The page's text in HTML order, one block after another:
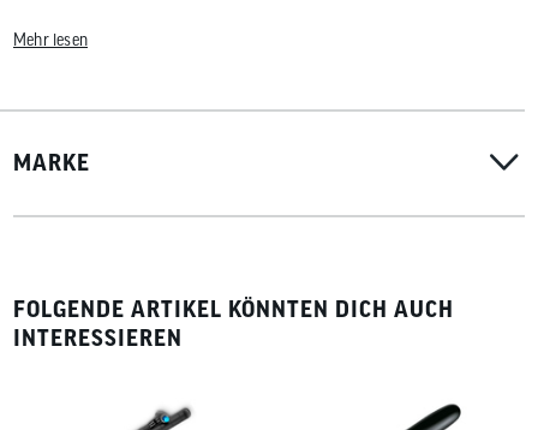
Aluminiumkörper
Mehr lesen
MARKE
FOLGENDE ARTIKEL KÖNNTEN DICH AUCH
INTERESSIEREN